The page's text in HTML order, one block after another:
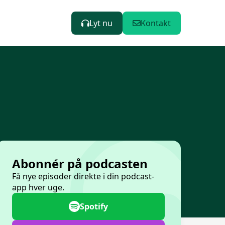
Lyt nu Kontakt
Abonnér på podcasten
Få nye episoder direkte i din podcast-
app hver uge.
Spotify